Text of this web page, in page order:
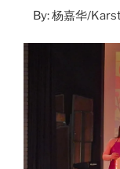
By: 杨嘉华/